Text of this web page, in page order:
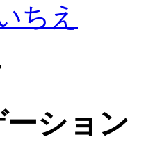
ちえ
ション